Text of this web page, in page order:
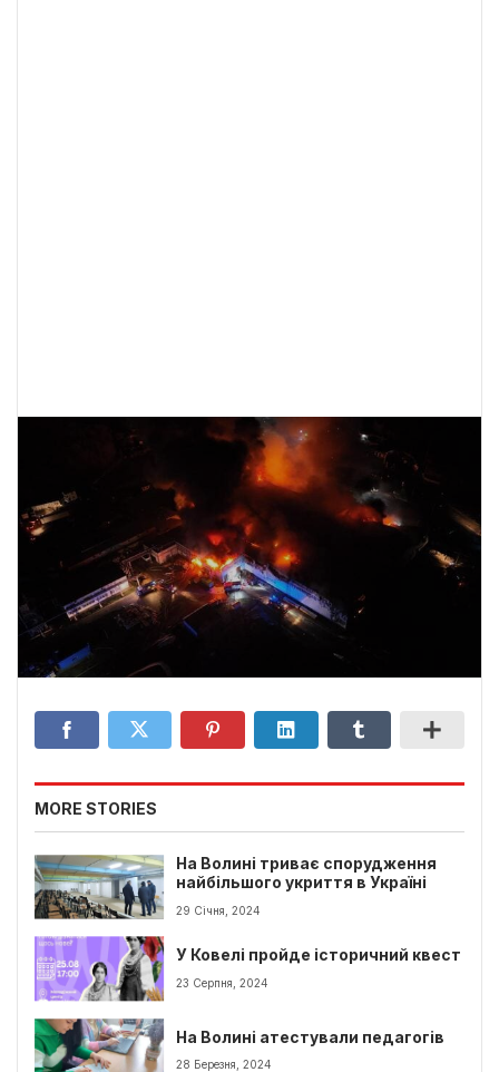
MORE STORIES
На Волині триває спорудження
найбільшого укриття в Україні
29 Січня, 2024
У Ковелі пройде історичний квест
23 Серпня, 2024
На Волині атестували педагогів
28 Березня, 2024